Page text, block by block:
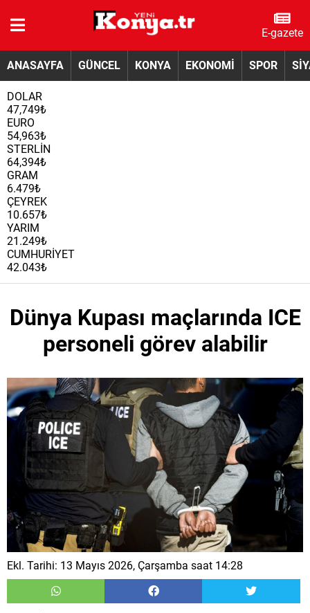
E-gazete
ANASAYFA GÜNCEL KONYA EKONOMİ SPOR
DOLAR
47,749₺
EURO
54,963₺
STERLİN
64,394₺
GRAM
6.479₺
ÇEYREK
10.657₺
YARIM
21.249₺
CUMHURİYET
42.043₺
Dünya Kupası maçlarında ICE
personeli görev alabilir
Ekl. Tarihi: 13 Mayıs 2026, Çarşamba saat 14:28